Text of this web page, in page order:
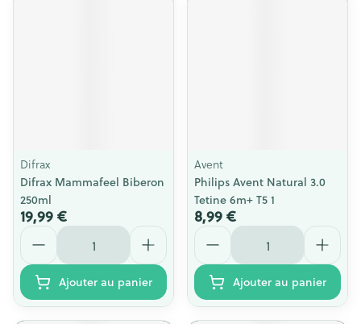
Difrax
Difrax Mammafeel Biberon
250ml
19,99 €
Quantité
Ajouter au panier
Avent
Philips Avent Natural 3.0
Tetine 6m+ T5 1
8,99 €
Quantité
Ajouter au panier